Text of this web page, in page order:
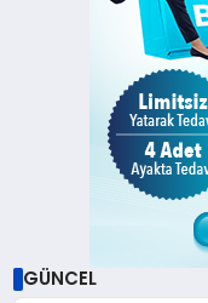
GÜNCEL